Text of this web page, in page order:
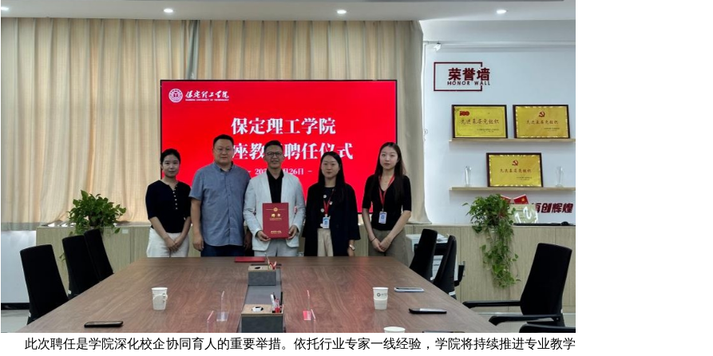
此次聘任是学院深化校企协同育人的重要举措。依托行业专家一线经验，学院将持续推进专业教学